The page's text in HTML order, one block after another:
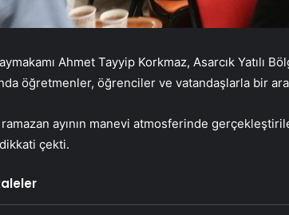
Ahmet Tayyip Korkmaz, Asarcık Yatılı
öğretmenler, öğrenciler ve vatandaşlarla bir
ramazan ayının manevi atmosferinde
çekti.